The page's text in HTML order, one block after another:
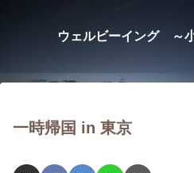
ウェルビーイング ～
一時帰国 in 東京